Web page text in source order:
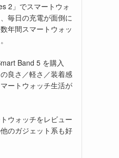
2」でスマートウォ
毎日の充電が面倒に
年間スマートウォッ
Band 5 を購入
良さ／軽さ／装着感
ートウォッチ生活が
ウォッチをレビュー
のガジェット系も好